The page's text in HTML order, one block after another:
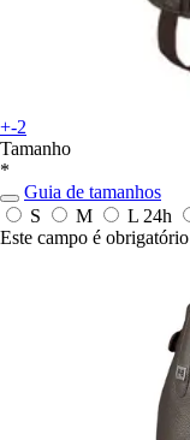
+-2
Tamanho
*
Guia de tamanhos
S
M L 24h
Este campo é obrigatório